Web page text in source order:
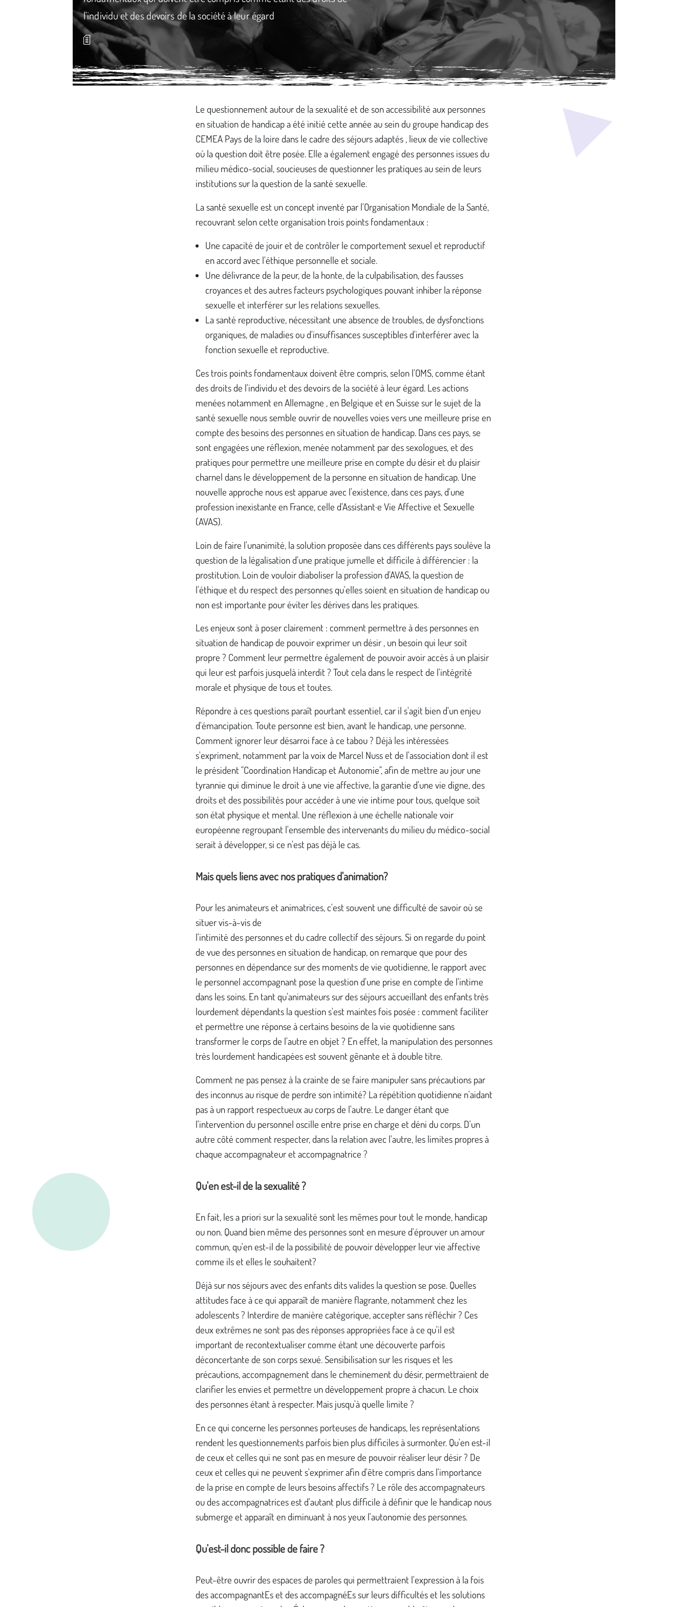
l'individu et des devoirs de la société à leur égard
Le questionnement autour de la sexualité et de son accessibilité aux personnes
en situation de handicap a été initié cette année au sein du groupe handicap des
CEMEA Pays de la loire dans le cadre des séjours adaptés , lieux de vie collective
où la question doit être posée. Elle a également engagé des personnes issues du
milieu médico-social, soucieuses de questionner les pratiques au sein de leurs
institutions sur la question de la santé sexuelle.
La santé sexuelle est un concept inventé par l'Organisation Mondiale de la Santé,
recouvrant selon cette organisation trois points fondamentaux :
Une capacité de jouir et de contrôler le comportement sexuel et reproductif
en accord avec l'éthique personnelle et sociale.
Une délivrance de la peur, de la honte, de la culpabilisation, des fausses
croyances et des autres facteurs psychologiques pouvant inhiber la réponse
sexuelle et interférer sur les relations sexuelles.
La santé reproductive, nécessitant une absence de troubles, de dysfonctions
organiques, de maladies ou d'insuffisances susceptibles d'interférer avec la
fonction sexuelle et reproductive.
Ces trois points fondamentaux doivent être compris, selon l'OMS, comme étant
des droits de l'individu et des devoirs de la société à leur égard. Les actions
menées notamment en Allemagne , en Belgique et en Suisse sur le sujet de la
santé sexuelle nous semble ouvrir de nouvelles voies vers une meilleure prise en
compte des besoins des personnes en situation de handicap. Dans ces pays, se
sont engagées une réflexion, menée notamment par des sexologues, et des
pratiques pour permettre une meilleure prise en compte du désir et du plaisir
charnel dans le développement de la personne en situation de handicap. Une
nouvelle approche nous est apparue avec l'existence, dans ces pays, d'une
profession inexistante en France, celle d'Assistant·e Vie Affective et Sexuelle
(AVAS).
Loin de faire l'unanimité, la solution proposée dans ces différents pays soulève la
question de la légalisation d'une pratique jumelle et difficile à différencier : la
prostitution. Loin de vouloir diaboliser la profession d'AVAS, la question de
l'éthique et du respect des personnes qu'elles soient en situation de handicap ou
non est importante pour éviter les dérives dans les pratiques.
Les enjeux sont à poser clairement : comment permettre à des personnes en
situation de handicap de pouvoir exprimer un désir , un besoin qui leur soit
propre ? Comment leur permettre également de pouvoir avoir accès à un plaisir
qui leur est parfois jusque­là interdit ? Tout cela dans le respect de l'intégrité
morale et physique de tous et toutes.
Répondre à ces questions paraît pourtant essentiel, car il s'agit bien d'un enjeu
d'émancipation. Toute personne est bien, avant le handicap, une personne.
Comment ignorer leur désarroi face à ce tabou ? Déjà les intéressées
s'expriment, notamment par la voix de Marcel Nuss et de l'association dont il est
le président "Coordination Handicap et Autonomie", afin de mettre au jour une
tyrannie qui diminue le droit à une vie affective, la garantie d'une vie digne, des
droits et des possibilités pour accéder à une vie intime pour tous, quelque soit
son état physique et mental. Une réflexion à une échelle nationale voir
européenne regroupant l'ensemble des intervenants du milieu du médico-social
serait à développer, si ce n'est pas déjà le cas.
Mais quels liens avec nos pratiques d'animation?
Pour les animateurs et animatrices, c'est souvent une difficulté de savoir où se
situer vis-à-vis de
l'intimité des personnes et du cadre collectif des séjours. Si on regarde du point
de vue des personnes en situation de handicap, on remarque que pour des
personnes en dépendance sur des moments de vie quotidienne, le rapport avec
le personnel accompagnant pose la question d'une prise en compte de l'intime
dans les soins. En tant qu'animateurs sur des séjours accueillant des enfants très
lourdement dépendants la question s'est maintes fois posée : comment faciliter
et permettre une réponse à certains besoins de la vie quotidienne sans
transformer le corps de l'autre en objet ? En effet, la manipulation des personnes
très lourdement handicapées est souvent gênante et à double titre.
Comment ne pas pensez à la crainte de se faire manipuler sans précautions par
des inconnus au risque de perdre son intimité? La répétition quotidienne n'aidant
pas à un rapport respectueux au corps de l'autre. Le danger étant que
l'intervention du personnel oscille entre prise en charge et déni du corps. D'un
autre côté comment respecter, dans la relation avec l'autre, les limites propres à
chaque accompagnateur et accompagnatrice ?
Qu'en est-il de la sexualité ?
En fait, les a priori sur la sexualité sont les mêmes pour tout le monde, handicap
ou non. Quand bien même des personnes sont en mesure d'éprouver un amour
commun, qu'en est-il de la possibilité de pouvoir développer leur vie affective
comme ils et elles le souhaitent?
Déjà sur nos séjours avec des enfants dits valides la question se pose. Quelles
attitudes face à ce qui apparaît de manière flagrante, notamment chez les
adolescents ? Interdire de manière catégorique, accepter sans réfléchir ? Ces
deux extrêmes ne sont pas des réponses appropriées face à ce qu'il est
important de recontextualiser comme étant une découverte parfois
déconcertante de son corps sexué. Sensibilisation sur les risques et les
précautions, accompagnement dans le cheminement du désir, permettraient de
clarifier les envies et permettre un développement propre à chacun. Le choix
des personnes étant à respecter. Mais jusqu'à quelle limite ?
En ce qui concerne les personnes porteuses de handicaps, les représentations
rendent les questionnements parfois bien plus difficiles à surmonter. Qu'en est-il
de ceux et celles qui ne sont pas en mesure de pouvoir réaliser leur désir ? De
ceux et celles qui ne peuvent s'exprimer afin d'être compris dans l'importance
de la prise en compte de leurs besoins affectifs ? Le rôle des accompagnateurs
ou des accompagnatrices est d'autant plus difficile à définir que le handicap nous
submerge et apparaît en diminuant à nos yeux l'autonomie des personnes.
Qu'est-il donc possible de faire ?
Peut-être ouvrir des espaces de paroles qui permettraient l'expression à la fois
des accompagnantEs et des accompagnéEs sur leurs difficultés et les solutions